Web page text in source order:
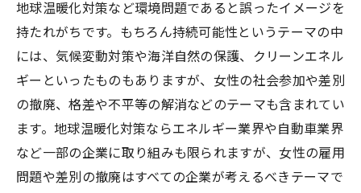
地球温暖化対策など環境問題であると誤ったイメージを
持たれがちです。もちろん持続可能性というテーマの中
には、気候変動対策や海洋自然の保護、クリーンエネル
ギーといったものもありますが、女性の社会参加や差別
の撤廃、格差や不平等の解消などのテーマも含まれてい
ます。地球温暖化対策ならエネルギー業界や自動車業界
など一部の企業に取り組みも限られますが、女性の雇用
問題や差別の撤廃はすべての企業が考えるべきテーマで